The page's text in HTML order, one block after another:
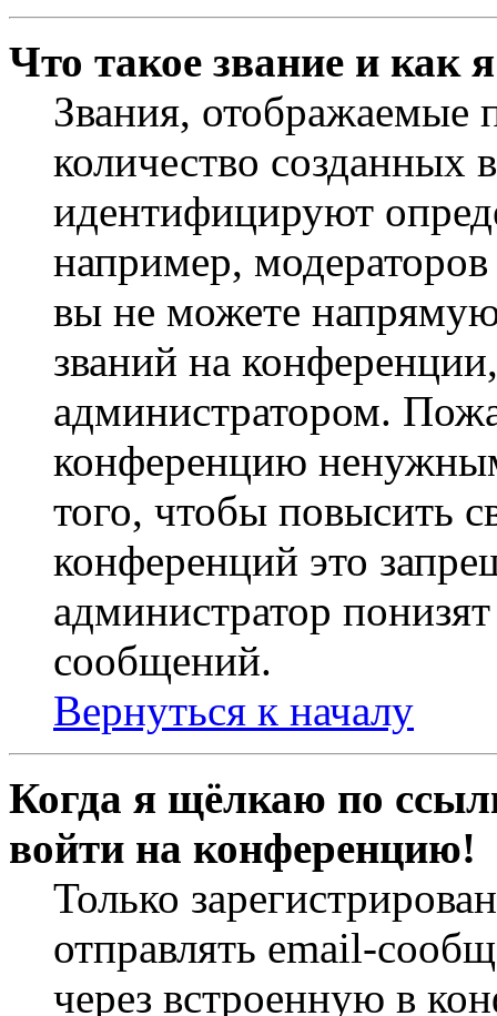
Что такое звание и как
Звания,
количество
идентифицируют
например,
вы не можете
званий на
администратором.
конференцию
того, чтобы повысить
конференций это
администратор
сообщений.
Вернуться к началу
Когда я щёлкаю по
войти на конференцию!
Только
отправлять email-
через встроенную в